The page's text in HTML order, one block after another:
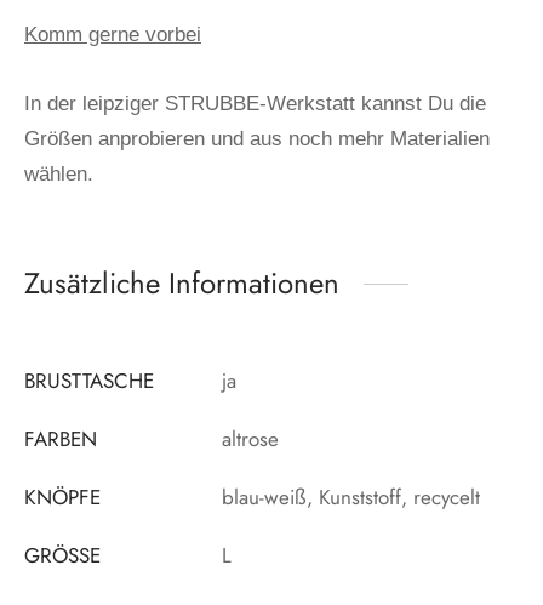
Komm gerne vorbei
In der leipziger STRUBBE-Werkstatt kannst Du die
Größen anprobieren und aus noch mehr Materialien
wählen.
Zusätzliche Informationen
BRUSTTASCHE
ja
FARBEN
altrose
KNÖPFE
blau-weiß, Kunststoff, recycelt
GRÖSSE
L